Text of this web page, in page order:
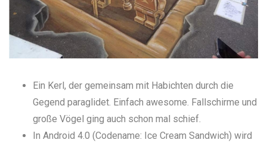
Ein Kerl, der gemeinsam mit Habichten durch die
Gegend paraglidet. Einfach awesome. Fallschirme und
große Vögel ging auch schon mal schief.
In Android 4.0 (Codename: Ice Cream Sandwich) wird